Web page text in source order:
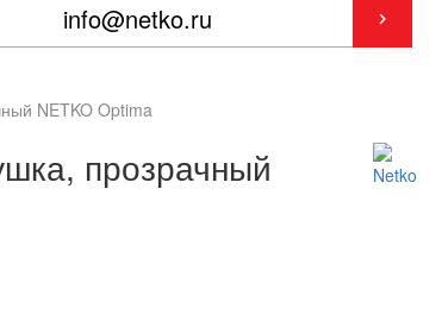
NETKO Optima
прозрачный